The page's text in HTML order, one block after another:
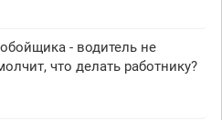
- водитель не
что делать работнику?